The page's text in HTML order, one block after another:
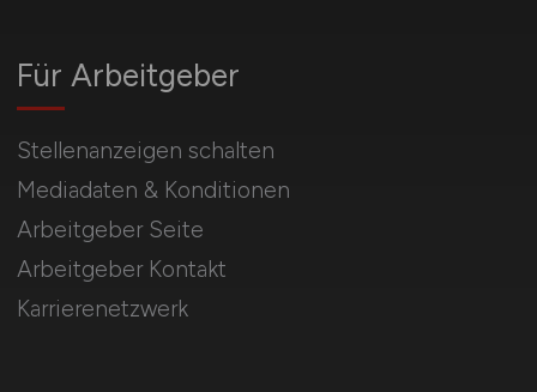
Für Arbeitgeber
Stellenanzeigen schalten
Mediadaten & Konditionen
Arbeitgeber Seite
Arbeitgeber Kontakt
Karrierenetzwerk